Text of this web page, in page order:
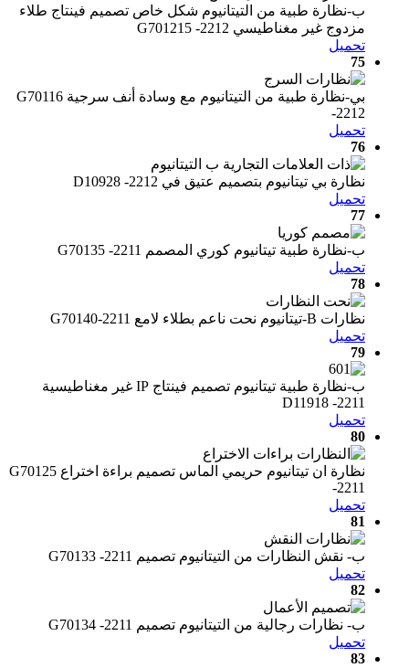
ب-نظارة طبية من التيتانيوم شكل خاص تصميم فينتاج طلاء
مزدوج غير مغناطيسي G701215 -2212
تحميل
75
بي-نظارة طبية من التيتانيوم مع وسادة أنف سرجية G70116
-2212
تحميل
76
نظارة بي تيتانيوم بتصميم عتيق في D10928 -2212
تحميل
77
ب-نظارة طبية تيتانيوم كوري المصمم G70135 -2211
تحميل
78
نظارات B-تيتانيوم نحت ناعم بطلاء لامع G70140-2211
تحميل
79
ب-نظارة طبية تيتانيوم تصميم فينتاج IP غير مغناطيسية
D11918 -2211
تحميل
80
نظارة ان تيتانيوم حريمي الماس تصميم براءة اختراع G70125
-2211
تحميل
81
ب- نقش النظارات من التيتانيوم تصميم G70133 -2211
تحميل
82
ب- نظارات رجالية من التيتانيوم تصميم G70134 -2211
تحميل
83